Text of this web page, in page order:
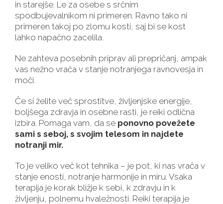
in starejše. Le za osebe s srčnim
spodbujevalnikom ni primeren. Ravno tako ni
primeren takoj po zlomu kosti, saj bi se kost
lahko napačno zacelila.
Ne zahteva posebnih priprav ali prepričanj, ampak
vas nežno vrača v stanje notranjega ravnovesja in
moči.
Če si želite več sprostitve, življenjske energije,
boljšega zdravja in osebne rasti, je reiki odlična
izbira. Pomaga vam, da se ponovno povežete
sami s seboj, s svojim telesom in najdete
notranji mir.
To je veliko več kot tehnika – je pot, ki nas vrača v
stanje enosti, notranje harmonije in miru. Vsaka
terapija je korak bližje k sebi, k zdravju in k
življenju, polnemu hvaležnosti. Reiki terapija je